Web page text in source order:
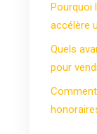
Pourquoi
accélère
Quels
pour